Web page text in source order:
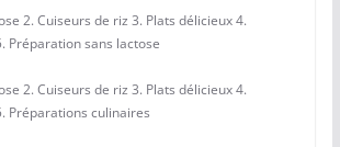
2. Cuiseurs de riz 3. Plats délicieux 4.
Préparation sans lactose
2. Cuiseurs de riz 3. Plats délicieux 4.
Préparations culinaires